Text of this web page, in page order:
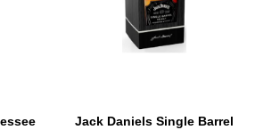
Jack Daniels Single Barrel